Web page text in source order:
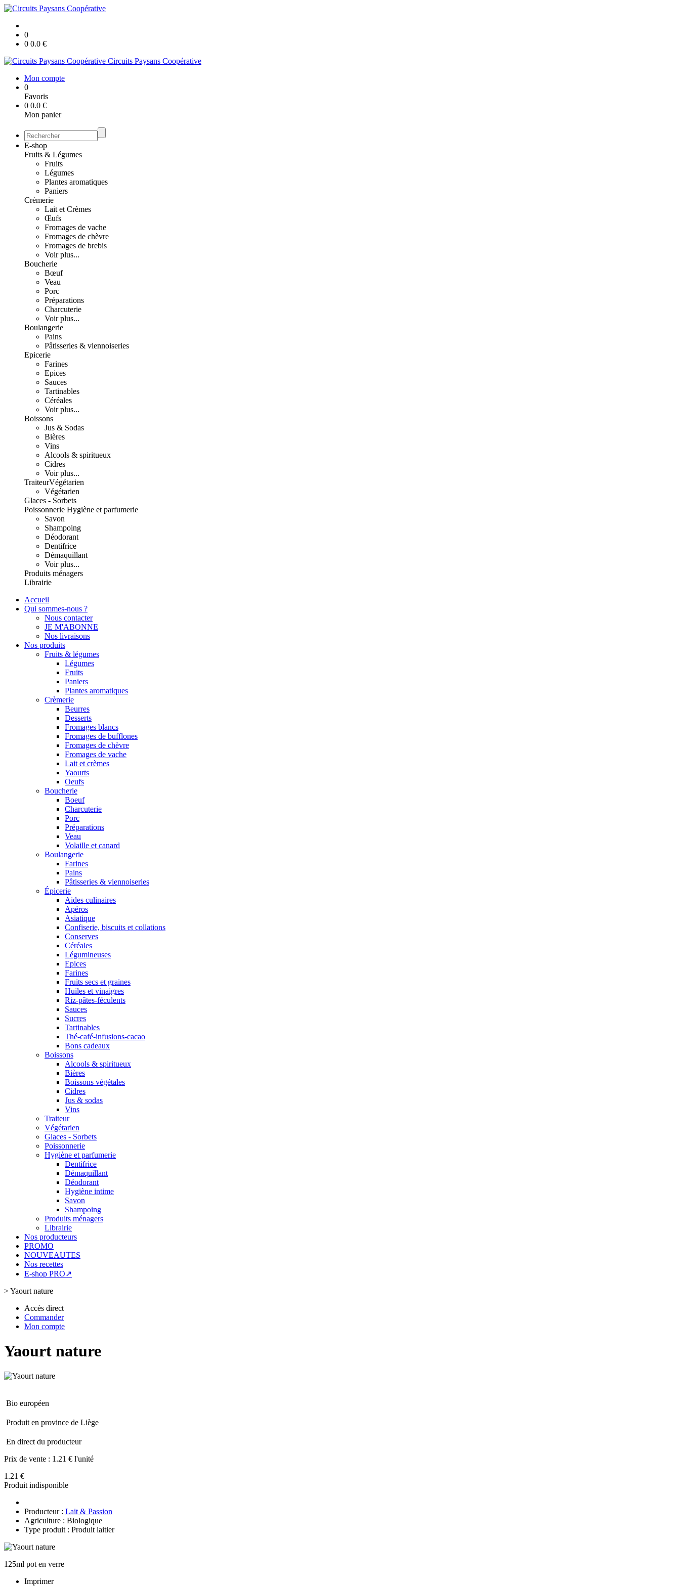
0
0 0.0 €
Circuits Paysans Coopérative
Mon compte
0
Favoris
0 0.0 €
Mon panier
E-shop
Fruits & Légumes
Fruits
Légumes
Plantes aromatiques
Paniers
Crèmerie
Lait et Crèmes
Œufs
Fromages de vache
Fromages de chèvre
Fromages de brebis
Voir plus...
Boucherie
Bœuf
Veau
Porc
Préparations
Charcuterie
Voir plus...
Boulangerie
Pains
Pâtisseries & viennoiseries
Epicerie
Farines
Epices
Sauces
Tartinables
Céréales
Voir plus...
Boissons
Jus & Sodas
Bières
Vins
Alcools & spiritueux
Cidres
Voir plus...
TraiteurVégétarien
Végétarien
Glaces - Sorbets
Poissonnerie Hygiène et parfumerie
Savon
Shampoing
Déodorant
Dentifrice
Démaquillant
Voir plus...
Produits ménagers
Librairie
Accueil
Qui sommes-nous ?
Nous contacter
JE M'ABONNE
Nos livraisons
Nos produits
Fruits & légumes
Légumes
Fruits
Paniers
Plantes aromatiques
Crèmerie
Beurres
Desserts
Fromages blancs
Fromages de bufflones
Fromages de chèvre
Fromages de vache
Lait et crèmes
Yaourts
Oeufs
Boucherie
Boeuf
Charcuterie
Porc
Préparations
Veau
Volaille et canard
Boulangerie
Farines
Pains
Pâtisseries & viennoiseries
Épicerie
Aides culinaires
Apéros
Asiatique
Confiserie, biscuits et collations
Conserves
Céréales
Légumineuses
Epices
Farines
Fruits secs et graines
Huiles et vinaigres
Riz-pâtes-féculents
Sauces
Sucres
Tartinables
Thé-café-infusions-cacao
Bons cadeaux
Boissons
Alcools & spiritueux
Bières
Boissons végétales
Cidres
Jus & sodas
Vins
Traiteur
Végétarien
Glaces - Sorbets
Poissonnerie
Hygiène et parfumerie
Dentifrice
Démaquillant
Déodorant
Hygiène intime
Savon
Shampoing
Produits ménagers
Librairie
Nos producteurs
PROMO
NOUVEAUTES
Nos recettes
E-shop PRO↗
>Yaourt nature
Accès direct
Commander
Mon compte
Yaourt nature
Bio européen
Produit en province de Liège
En direct du producteur
Prix de vente : 1.21 € l'unité
1.21 €
Produit indisponible
Producteur : Lait & Passion
Agriculture : Biologique
Type produit : Produit laitier
125ml pot en verre
Imprimer